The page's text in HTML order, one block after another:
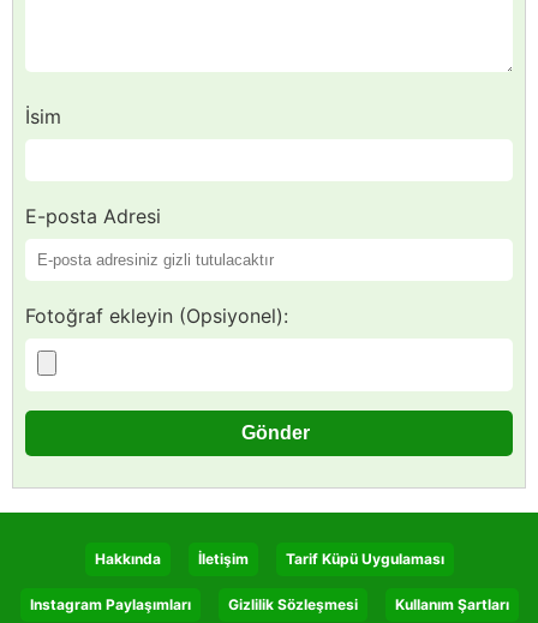
İsim
E-posta Adresi
Fotoğraf ekleyin (Opsiyonel):
Hakkında İletişim Tarif Küpü Uygulaması
Instagram Paylaşımları Gizlilik Sözleşmesi Kullanım Şartları